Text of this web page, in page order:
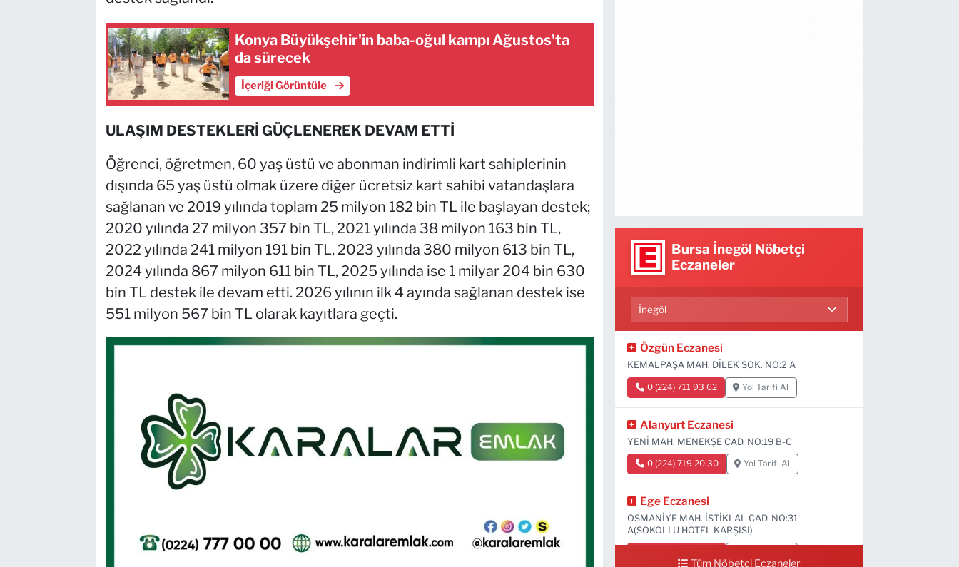
Konya Büyükşehir'in baba-oğul kampı Ağustos'ta
da sürecek
İçeriği Görüntüle
ULAŞIM DESTEKLERİ GÜÇLENEREK DEVAM ETTİ
Öğrenci, öğretmen, 60 yaş üstü ve abonman indirimli kart sahiplerinin
dışında 65 yaş üstü olmak üzere diğer ücretsiz kart sahibi vatandaşlara
sağlanan ve 2019 yılında toplam 25 milyon 182 bin TL ile başlayan destek;
2020 yılında 27 milyon 357 bin TL, 2021 yılında 38 milyon 163 bin TL,
2022 yılında 241 milyon 191 bin TL, 2023 yılında 380 milyon 613 bin TL,
2024 yılında 867 milyon 611 bin TL, 2025 yılında ise 1 milyar 204 bin 630
bin TL destek ile devam etti. 2026 yılının ilk 4 ayında sağlanan destek ise
551 milyon 567 bin TL olarak kayıtlara geçti.
Bursa İnegöl Nöbetçi
Eczaneler
Özgün Eczanesi
KEMALPAŞA MAH. DİLEK SOK. NO:2 A
0 (224) 711 93 62 Yol Tarifi Al
Alanyurt Eczanesi
YENİ MAH. MENEKŞE CAD. NO:19 B-C
0 (224) 719 20 30 Yol Tarifi Al
Ege Eczanesi
OSMANİYE MAH. İSTİKLAL CAD. NO:31
A(SOKOLLU HOTEL KARŞISI)
Tüm Nöbetçi Eczaneler